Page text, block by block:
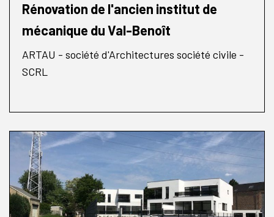
Rénovation de l'ancien institut de
mécanique du Val-Benoît
ARTAU - société d'Architectures société civile -
SCRL